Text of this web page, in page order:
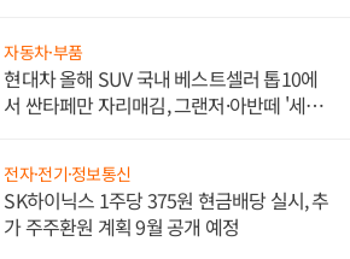
자동차·부품
현대차 올해 SUV 국내 베스트셀러 톱10에
서 싼타페만 자리매김, 그랜저·아반떼 '세단
전자·전기·정보통신
SK하이닉스 1주당 375원 현금배당 실시, 추
가 주주환원 계획 9월 공개 예정